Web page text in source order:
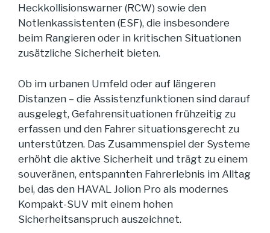
Heckkollisionswarner (RCW) sowie den
Notlenkassistenten (ESF), die insbesondere
beim Rangieren oder in kritischen Situationen
zusätzliche Sicherheit bieten.
Ob im urbanen Umfeld oder auf längeren
Distanzen – die Assistenzfunktionen sind darauf
ausgelegt, Gefahrensituationen frühzeitig zu
erfassen und den Fahrer situationsgerecht zu
unterstützen. Das Zusammenspiel der Systeme
erhöht die aktive Sicherheit und trägt zu einem
souveränen, entspannten Fahrerlebnis im Alltag
bei, das den HAVAL Jolion Pro als modernes
Kompakt-SUV mit einem hohen
Sicherheitsanspruch auszeichnet.